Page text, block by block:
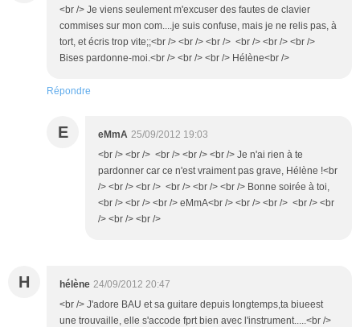
<br /> Je viens seulement m'excuser des fautes de clavier
commises sur mon com....je suis confuse, mais je ne relis pas, à
tort, et écris trop vite;;<br /> <br /> <br /> <br /> <br /> <br />
Bises pardonne-moi.<br /> <br /> <br /> Hélène<br />
Répondre
E eMmA 25/09/2012 19:03
<br /> <br /> <br /> <br /> <br /> Je n'ai rien à te
pardonner car ce n'est vraiment pas grave, Hélène !<br
/> <br /> <br /> <br /> <br /> <br /> Bonne soirée à toi,
<br /> <br /> <br /> eMmA<br /> <br /> <br /> <br /> <br
/> <br /> <br />
H hélène 24/09/2012 20:47
<br /> J'adore BAU et sa guitare depuis longtemps,ta biueest
une trouvaille, elle s'accode fprt bien avec l'instrument.....<br />